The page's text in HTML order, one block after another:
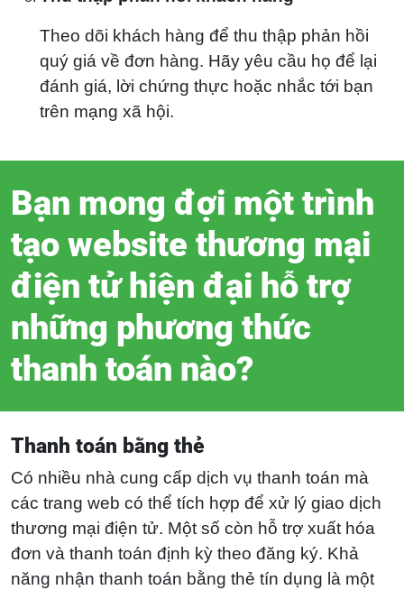
Theo dõi khách hàng để thu thập phản hồi
quý giá về đơn hàng. Hãy yêu cầu họ để lại
đánh giá, lời chứng thực hoặc nhắc tới bạn
trên mạng xã hội.
Bạn mong đợi một trình
tạo website thương mại
điện tử hiện đại hỗ trợ
những phương thức
thanh toán nào?
Thanh toán bằng thẻ
Có nhiều nhà cung cấp dịch vụ thanh toán mà
các trang web có thể tích hợp để xử lý giao dịch
thương mại điện tử. Một số còn hỗ trợ xuất hóa
đơn và thanh toán định kỳ theo đăng ký. Khả
năng nhận thanh toán bằng thẻ tín dụng là một